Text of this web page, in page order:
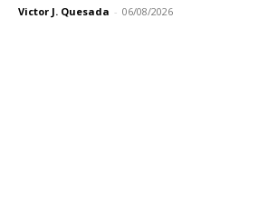
Victor J. Quesada - 06/08/2026